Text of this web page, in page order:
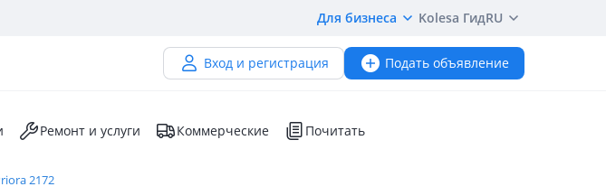
Для бизнеса Kolesa ГидRU
Вход и регистрация Подать объявление
Ремонт и услуги Коммерческие Почитать
2172